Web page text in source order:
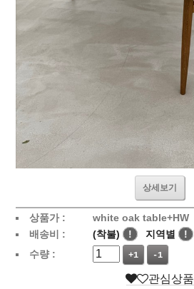
상세보기
상품가 :
white oak table+HW
배송비 :
(착불) ! 지역별
!
수량 :
+1 -1
관심상품